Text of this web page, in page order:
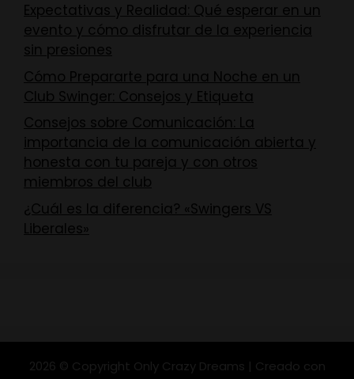
Expectativas y Realidad: Qué esperar en un
evento y cómo disfrutar de la experiencia
sin presiones
Cómo Prepararte para una Noche en un
Club Swinger: Consejos y Etiqueta
Consejos sobre Comunicación: La
importancia de la comunicación abierta y
honesta con tu pareja y con otros
miembros del club
¿Cuál es la diferencia? «Swingers VS
Liberales»
2026 © Copyright Only Crazy Dreams | Creado con